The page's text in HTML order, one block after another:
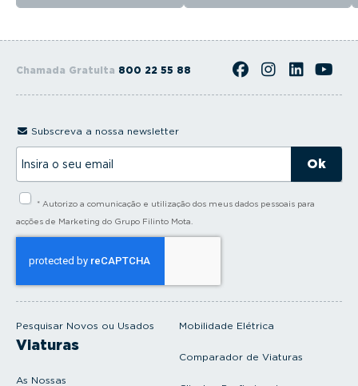
Chamada Gratuita 800 22 55 88
Pesquisar Novos ou Usados
Viaturas
As Nossas
Mobilidade Elétrica
Comparador de Viaturas
Subscreva a nossa newsletter
s
* Autorizo a comunicação e utilização dos meus dados pessoais para
acções de Marketing do Grupo Filinto Mota.